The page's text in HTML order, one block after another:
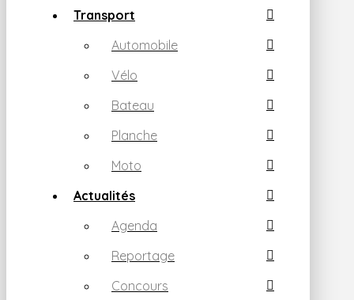
Transport
Automobile
Vélo
Bateau
Planche
Moto
Actualités
Agenda
Reportage
Concours